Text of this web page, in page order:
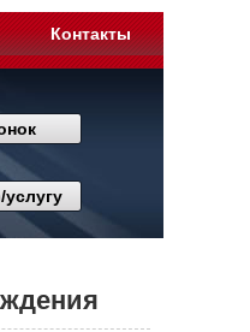
Контакты
услугу